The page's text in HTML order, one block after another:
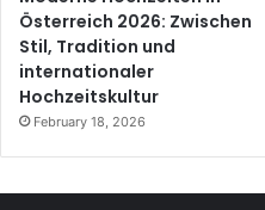
Österreich 2026: Zwischen
Stil, Tradition und
internationaler
Hochzeitskultur
February 18, 2026